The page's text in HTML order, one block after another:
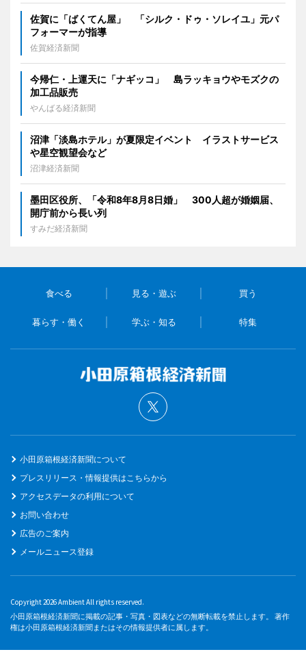
佐賀に「ばくてん屋」 「シルク・ドゥ・ソレイユ」元パ
フォーマーが指導
佐賀経済新聞
今帰仁・上運天に「ナギッコ」 島ラッキョウやモズクの
加工品販売
やんばる経済新聞
沼津「淡島ホテル」が夏限定イベント イラストサービス
や星空観望会など
沼津経済新聞
墨田区役所、「令和8年8月8日婚」 300人超が婚姻届、
開庁前から長い列
すみだ経済新聞
食べる 見る・遊ぶ 買う
暮らす・働く 学ぶ・知る 特集
小田原箱根経済新聞について
プレスリリース・情報提供はこちらから
アクセスデータの利用について
お問い合わせ
広告のご案内
メールニュース登録
Copyright 2026 Ambient All rights reserved.
小田原箱根経済新聞に掲載の記事・写真・図表などの無断転載を禁止します。 著作
権は小田原箱根経済新聞またはその情報提供者に属します。